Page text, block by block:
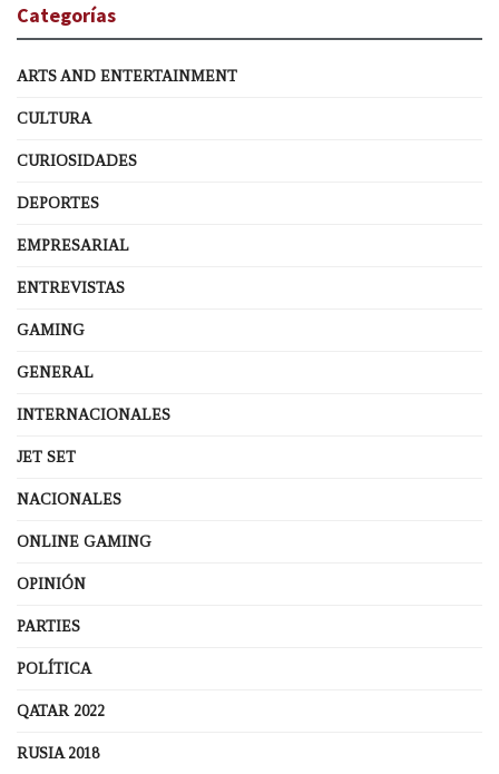
Categorías
ARTS AND ENTERTAINMENT
CULTURA
CURIOSIDADES
DEPORTES
EMPRESARIAL
ENTREVISTAS
GAMING
GENERAL
INTERNACIONALES
JET SET
NACIONALES
ONLINE GAMING
OPINIÓN
PARTIES
POLÍTICA
QATAR 2022
RUSIA 2018